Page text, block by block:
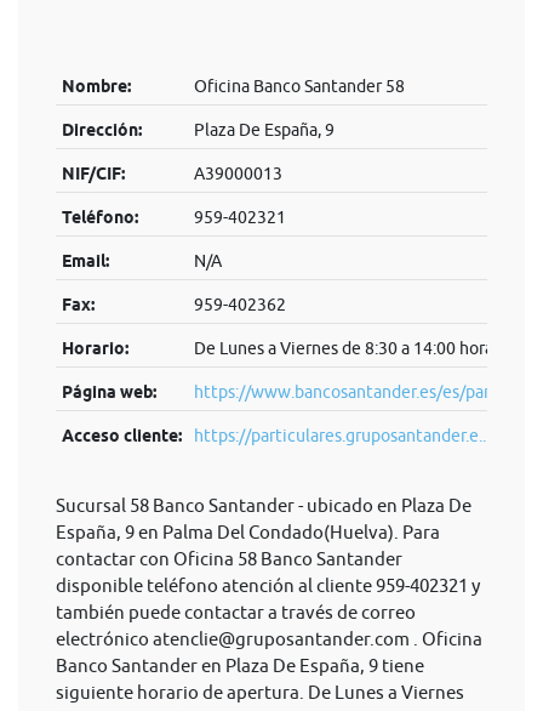
Nombre: Oficina Banco Santander 58
Dirección: Plaza De España, 9
NIF/CIF: A39000013
Teléfono: 959-402321
Email: N/A
Fax: 959-402362
Horario: De Lunes a Viernes de 8:30 a 14:00 horas.
Página web: https://www.bancosantander.es/es/
Acceso cliente: https://particulares.gruposantander.e...
Sucursal 58 Banco Santander - ubicado en Plaza De
España, 9 en Palma Del Condado(Huelva). Para
contactar con Oficina 58 Banco Santander
disponible teléfono atención al cliente 959-402321 y
también puede contactar a través de correo
electrónico atenclie@gruposantander.com . Oficina
Banco Santander en Plaza De España, 9 tiene
siguiente horario de apertura. De Lunes a Viernes